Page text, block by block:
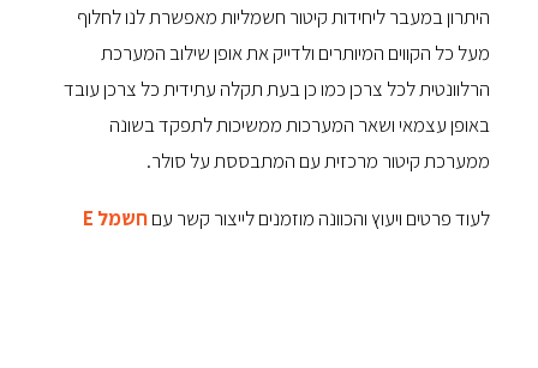
היתרון במעבר ליחידות קיטור חשמליות מאפשרת לנו לחלוף
מעל כל הקווים המיותרים ולדייק את אופן שילוב המערכת
הרלוונטית לכל צרכן כמו כן בעת תקלה עתידית כל צרכן עובד
באופן עצמאי ושאר המערכות ממשיכות לתפקד בשונה
ממערכת קיטור מרכזית עם המתבססת על סולר.
לעוד פרטים ויעוץ והכוונה מוזמנים לייצור קשר עםחשמל E